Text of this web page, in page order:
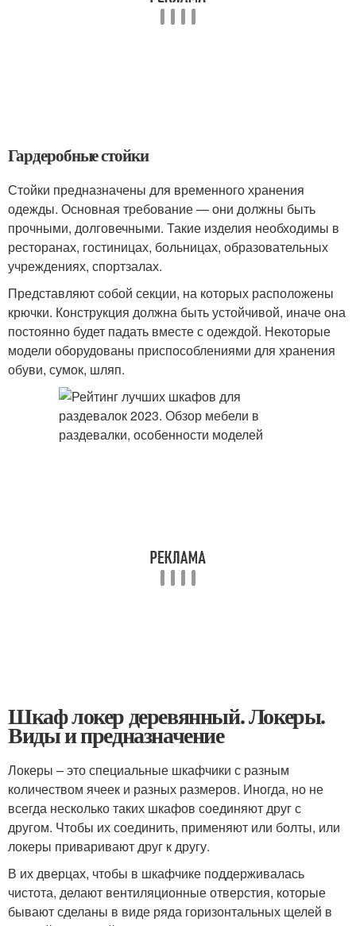
Гардеробные стойки
Стойки предназначены для временного хранения
одежды. Основная требование — они должны быть
прочными, долговечными. Такие изделия необходимы в
ресторанах, гостиницах, больницах, образовательных
учреждениях, спортзалах.
Представляют собой секции, на которых расположены
крючки. Конструкция должна быть устойчивой, иначе она
постоянно будет падать вместе с одеждой. Некоторые
модели оборудованы приспособлениями для хранения
обуви, сумок, шляп.
Шкаф локер деревянный. Локеры.
Виды и предназначение
Локеры – это специальные шкафчики с разным
количеством ячеек и разных размеров. Иногда, но не
всегда несколько таких шкафов соединяют друг с
другом. Чтобы их соединить, применяют или болты, или
локеры приваривают друг к другу.
В их дверцах, чтобы в шкафчике поддерживалась
чистота, делают вентиляционные отверстия, которые
бывают сделаны в виде ряда горизонтальных щелей в